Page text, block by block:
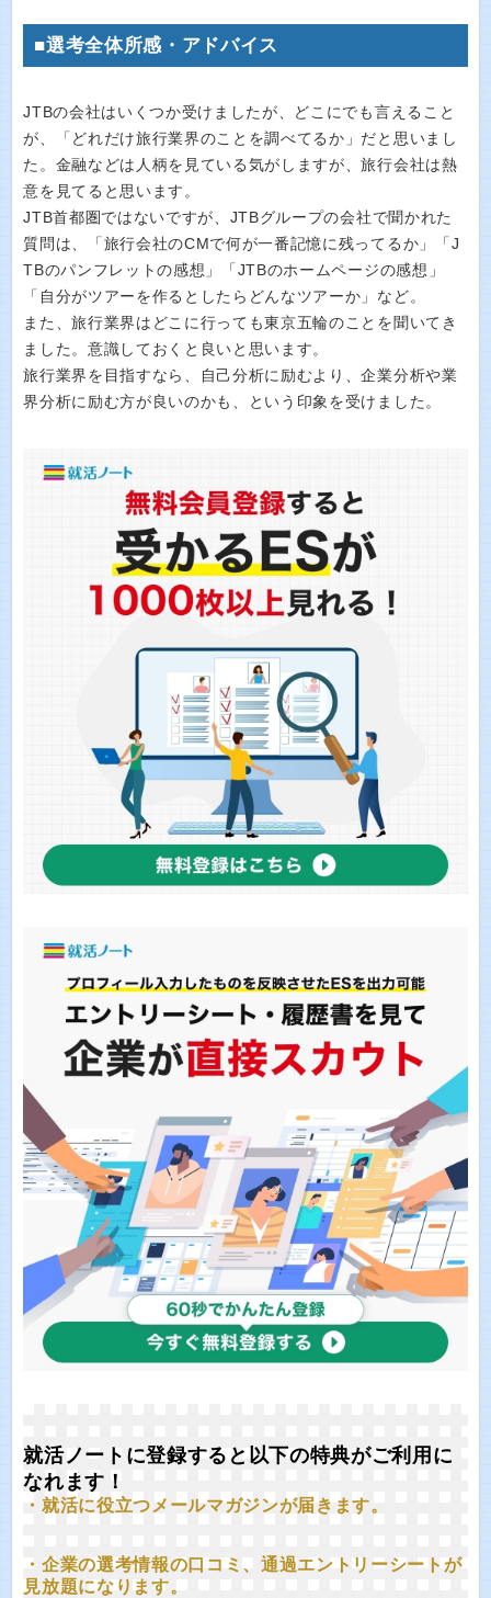
■選考全体所感・アドバイス
JTBの会社はいくつか受けましたが、どこにでも言えること
が、「どれだけ旅行業界のことを調べてるか」だと思いまし
た。金融などは人柄を見ている気がしますが、旅行会社は熱
意を見てると思います。
JTB首都圏ではないですが、JTBグループの会社で聞かれた
質問は、「旅行会社のCMで何が一番記憶に残ってるか」「J
TBのパンフレットの感想」「JTBのホームページの感想」
「自分がツアーを作るとしたらどんなツアーか」など。
また、旅行業界はどこに行っても東京五輪のことを聞いてき
ました。意識しておくと良いと思います。
旅行業界を目指すなら、自己分析に励むより、企業分析や業
界分析に励む方が良いのかも、という印象を受けました。
就活ノートに登録すると以下の特典がご利用に
なれます！
・就活に役立つメールマガジンが届きます。
・企業の選考情報の口コミ、通過エントリーシートが
見放題になります。